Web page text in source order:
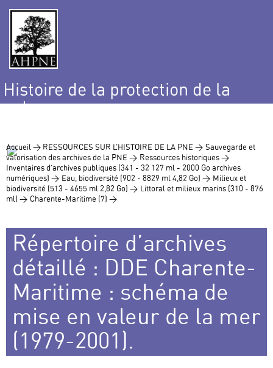
Histoire de la protection de la
nature
Accueil > RESSOURCES SUR L’HISTOIRE DE LA PNE > Sauvegarde et
valorisation des archives de la PNE > Ressources historiques >
Inventaires d’archives publiques (341 - 32 127 ml - 2000 Go archives
numériques) > Eau, biodiversité (902 - 8829 ml 4,82 Go) > Milieux et
biodiversité (513 - 4655 ml 2,82 Go) > Littoral et milieux marins (310 - 876
ml) > Charente-Maritime (7) >
Répertoire d’archives
détaillé : DDE Charente-
Maritime : schéma de
mise en valeur de la mer
(1979-2001).